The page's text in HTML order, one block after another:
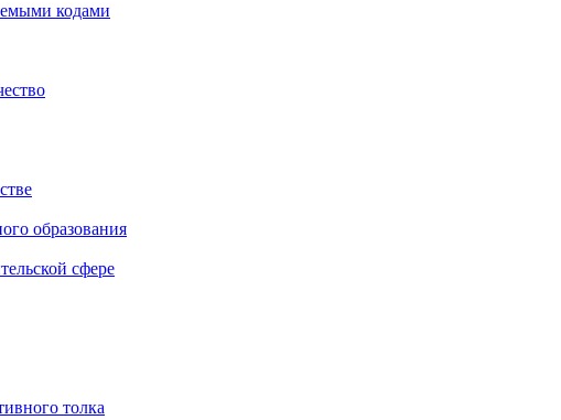
кодами
образования
сфере
толка